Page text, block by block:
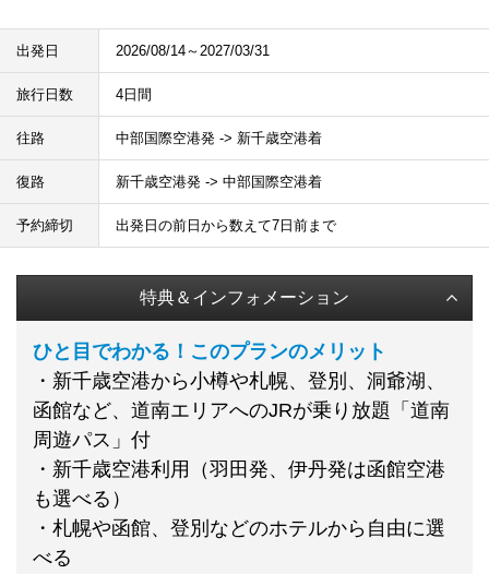
出発日 2026/08/14～2027/03/31
旅行日数 4日間
往路 中部国際空港発 -> 新千歳空港着
復路 新千歳空港発 -> 中部国際空港着
予約締切 出発日の前日から数えて7日前まで
特典＆インフォメーション
ひと目でわかる！このプランのメリット
・新千歳空港から小樽や札幌、登別、洞爺湖、
函館など、道南エリアへのJRが乗り放題「道南
周遊パス」付
・新千歳空港利用（羽田発、伊丹発は函館空港
も選べる）
・札幌や函館、登別などのホテルから自由に選
べる